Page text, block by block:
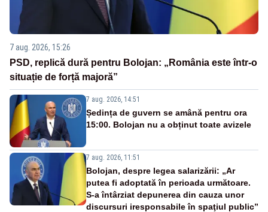
7 aug. 2026, 15:26
PSD, replică dură pentru Bolojan: „România este într-o
situație de forță majoră”
7 aug. 2026, 14:51
Ședința de guvern se amână pentru ora
15:00. Bolojan nu a obținut toate avizele
7 aug. 2026, 11:51
Bolojan, despre legea salarizării: „Ar
putea fi adoptată în perioada următoare.
S-a întârziat depunerea din cauza unor
discursuri iresponsabile în spaţiul public”